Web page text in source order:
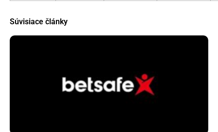
Súvisiace články